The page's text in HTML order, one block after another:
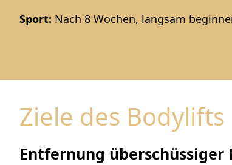
Sport: Nach 8 Wochen, langsam
Ziele des Bodylifts
Entfernung überschüssiger